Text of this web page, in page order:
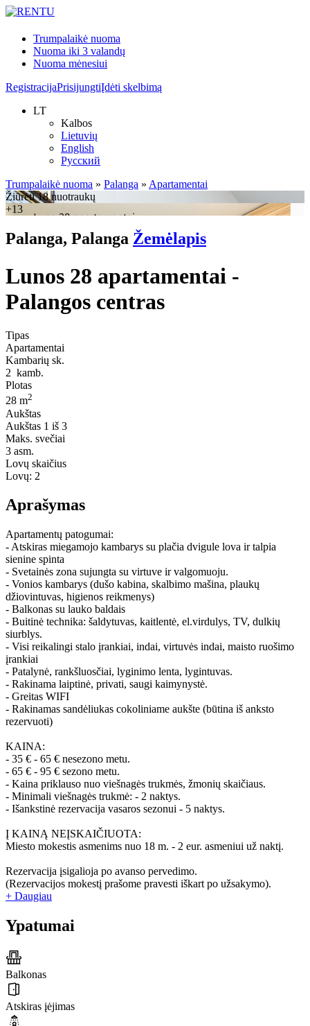
Trumpalaikė nuoma
Nuoma iki 3 valandų
Nuoma mėnesiui
RegistracijaPrisijungtiĮdėti skelbimą
LT
Kalbos
Lietuvių
English
Русский
Trumpalaikė nuoma » Palanga » Apartamentai
Žiūrėti 18 nuotraukų
+13
Palanga, Palanga Žemėlapis
Lunos 28 apartamentai -
Palangos centras
Tipas
Apartamentai
Kambarių sk.
2 kamb.
Plotas
28 m2
Aukštas
Aukštas 1 iš 3
Maks. svečiai
3 asm.
Lovų skaičius
Lovų: 2
Aprašymas
Apartamentų patogumai:
- Atskiras miegamojo kambarys su plačia dvigule lova ir talpia
sienine spinta
- Svetainės zona sujungta su virtuve ir valgomuoju.
- Vonios kambarys (dušo kabina, skalbimo mašina, plaukų
džiovintuvas, higienos reikmenys)
- Balkonas su lauko baldais
- Buitinė technika: šaldytuvas, kaitlentė, el.virdulys, TV, dulkių
siurblys.
- Visi reikalingi stalo įrankiai, indai, virtuvės indai, maisto ruošimo
įrankiai
- Patalynė, rankšluosčiai, lyginimo lenta, lygintuvas.
- Rakinama laiptinė, privati, saugi kaimynystė.
- Greitas WIFI
- Rakinamas sandėliukas cokoliniame aukšte (būtina iš anksto
rezervuoti)
KAINA:
- 35 € - 65 € nesezono metu.
- 65 € - 95 € sezono metu.
- Kaina priklauso nuo viešnagės trukmės, žmonių skaičiaus.
- Minimali viešnagės trukmė: - 2 naktys.
- Išankstinė rezervacija vasaros sezonui - 5 naktys.
Į KAINĄ NEĮSKAIČIUOTA:
Miesto mokestis asmenims nuo 18 m. - 2 eur. asmeniui už naktį.
Rezervacija įsigalioja po avanso pervedimo.
(Rezervacijos mokestį prašome pravesti iškart po užsakymo).
+ Daugiau
Ypatumai
Balkonas
Atskiras įėjimas